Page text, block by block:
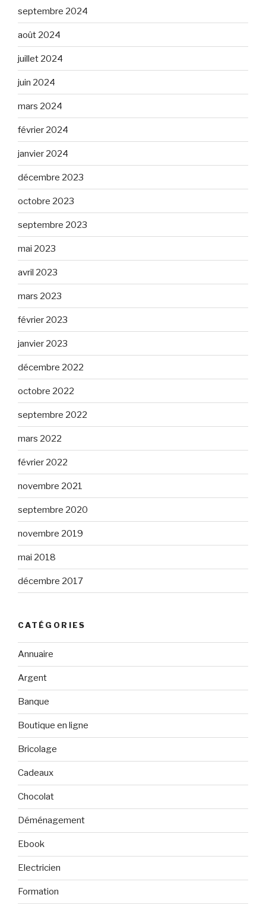
septembre 2024
août 2024
juillet 2024
juin 2024
mars 2024
février 2024
janvier 2024
décembre 2023
octobre 2023
septembre 2023
mai 2023
avril 2023
mars 2023
février 2023
janvier 2023
décembre 2022
octobre 2022
septembre 2022
mars 2022
février 2022
novembre 2021
septembre 2020
novembre 2019
mai 2018
décembre 2017
CATÉGORIES
Annuaire
Argent
Banque
Boutique en ligne
Bricolage
Cadeaux
Chocolat
Déménagement
Ebook
Electricien
Formation